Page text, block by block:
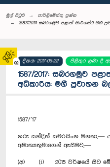
02
මුල් පිටුව
පාර්ලි‌මේන්තු‌ ප්‍රශ්න
1587/2017: සබරගමුව පළාත් මාර්ගස්ථ මගී
දිනය: 2017-06-22 පිළිතුර ලබා දී
1587/2017: සබරගමුව
අධිකාරිය: මගී ප්‍රවාහන
1587/’17
ගරු සන්දිත් සමරසිංහ මහතා,—
අමාත්‍යතුමාගෙන් ඇසීමට,—
(අ) (i) 2015 වර්ෂයේ සිට මේ